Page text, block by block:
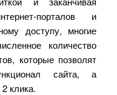
порталов и
доступу, многие
количество
которые позволят
сайта, а
клика.